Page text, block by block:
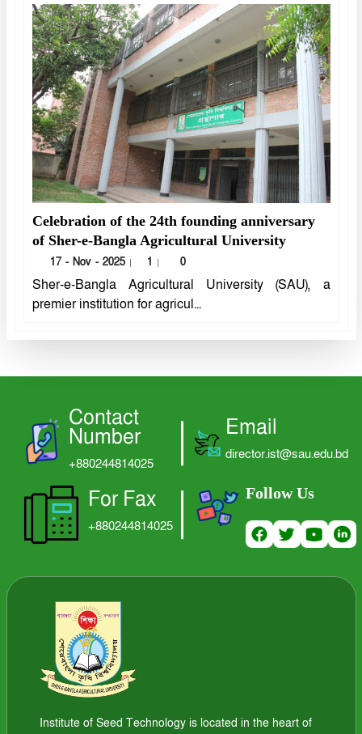
Celebration of the 24th founding anniversary
of Sher-e-Bangla Agricultural University
17 - Nov - 2025 1 0
Sher-e-Bangla Agricultural University (SAU), a
premier institution for agricul...
Contact
Number
+880244814025
Email
director.ist@sau.edu.bd
For Fax
+880244814025
Follow Us
Institute of Seed Technology is located in the heart of